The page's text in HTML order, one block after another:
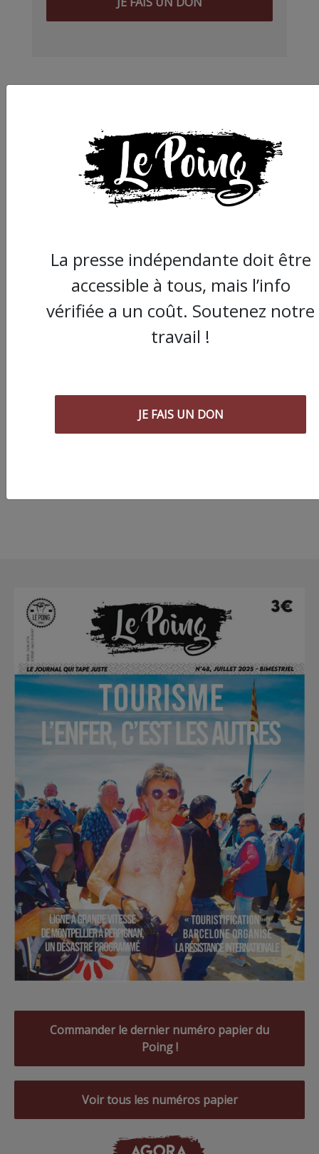
ARTICLE SUIVANT :
Montpellier : une
troupe israélienne
empêchée d’ouvrir le
Commander le dernier numéro papier du
Poing !
Voir tous les numéros papier
La presse indépendante doit être
accessible à tous, mais l’info
vérifiée a un coût. Soutenez notre
travail !
JE FAIS UN DON